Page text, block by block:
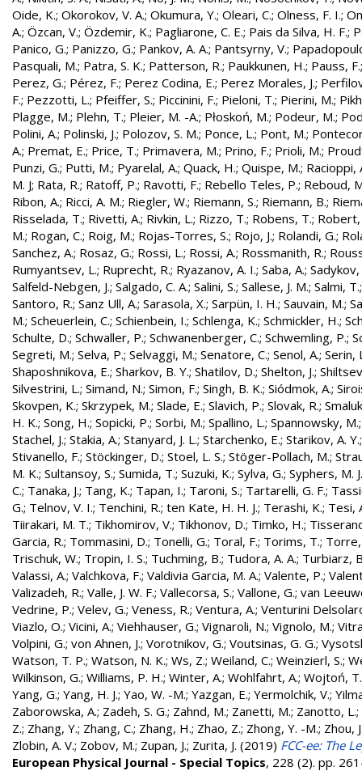
Oide, K.; Okorokov, V. A.; Okumura, Y.; Oleari, C.; Olness, F. I.;
A.; Özcan, V.; Özdemir, K.; Pagliarone, C. E.; Pais da Silva, H. F.;
Panico, G.; Panizzo, G.; Pankov, A. A.; Pantsyrny, V.;
Pasquali, M.; Patra, S. K.; Patterson, R.; Paukkunen, H.; Pauss, F.
Perez, G.; Pérez, F.; Perez Codina, E.; Perez Morales, J.;
F.; Pezzotti, L.; Pfeiffer, S.; Piccinini, F.; Pieloni, T.; Pierini, M.;
Plagge, M.; Plehn, T.; Pleier, M. -A.; Płoskoń, M.; Podeur, M.;
Polini, A.; Polinski, J.; Polozov, S. M.; Ponce, L.; Pont, M.;
A.; Premat, E.; Price, T.; Primavera, M.; Prino, F.; Prioli, M.;
Punzi, G.; Putti, M.; Pyarelal, A.; Quack, H.; Quispe, M.; Racioppi,
M. J; Rata, R.; Ratoff, P.; Ravotti, F.; Rebello Teles, P.; Reboud,
Ribon, A.; Ricci, A. M.; Riegler, W.; Riemann, S.; Riemann, B.;
Risselada, T.; Rivetti, A.; Rivkin, L.; Rizzo, T.; Robens, T.; Robert,
M.; Rogan, C.; Roig, M.; Rojas-Torres, S.; Rojo, J.; Rolandi, G.;
Sanchez, A.; Rosaz, G.; Rossi, L.; Rossi, A.; Rossmanith, R.;
Rumyantsev, L.; Ruprecht, R.; Ryazanov, A. I.; Saba, A.; Sadykov,
Salfeld-Nebgen, J.; Salgado, C. A.; Salini, S.; Sallese, J. M.; Salmi, T.
Santoro, R.; Sanz Ull, A.; Sarasola, X.; Sarpün, I. H.; Sauvain, M.;
M.; Scheuerlein, C.; Schienbein, I.; Schlenga, K.; Schmickler, H.;
Schulte, D.; Schwaller, P.; Schwanenberger, C.; Schwemling, P.;
Segreti, M.; Selva, P.; Selvaggi, M.; Senatore, C.; Senol, A.; Serin,
Shaposhnikova, E.; Sharkov, B. Y.; Shatilov, D.; Shelton, J.;
Silvestrini, L.; Simand, N.; Simon, F.; Singh, B. K.; Siódmok, A.;
Skovpen, K.; Skrzypek, M.; Slade, E.; Slavich, P.; Slovak, R.;
H. K.; Song, H.; Sopicki, P.; Sorbi, M.; Spallino, L.; Spannowsky, M.
Stachel, J.; Stakia, A.; Stanyard, J. L.; Starchenko, E.; Starikov, A. Y.
Stivanello, F.; Stöckinger, D.; Stoel, L. S.; Stöger-Pollach, M.;
M. K.; Sultansoy, S.; Sumida, T.; Suzuki, K.; Sylva, G.; Syphers, M. J.
C.; Tanaka, J.; Tang, K.; Tapan, I.; Taroni, S.; Tartarelli, G. F.;
G.; Telnov, V. I.; Tenchini, R.; ten Kate, H. H. J.; Terashi, K.; Tesi,
Tiirakari, M. T.; Tikhomirov, V.; Tikhonov, D.; Timko, H.;
Garcia, R.; Tommasini, D.; Tonelli, G.; Toral, F.; Torims, T.;
Trischuk, W.; Tropin, I. S.; Tuchming, B.; Tudora, A. A.; Turbiarz,
Valassi, A.; Valchkova, F.; Valdivia Garcia, M. A.; Valente, P.;
Valizadeh, R.; Valle, J. W. F.; Vallecorsa, S.; Vallone, G.; van
Vedrine, P.; Velev, G.; Veness, R.; Ventura, A.; Venturini
Viazlo, O.; Vicini, A.; Viehhauser, G.; Vignaroli, N.; Vignolo, M.;
Volpini, G.; von Ahnen, J.; Vorotnikov, G.; Voutsinas, G. G.;
Watson, T. P.; Watson, N. K.; Ws, Z.; Weiland, C.; Weinzierl, S.;
Wilkinson, G.; Williams, P. H.; Winter, A.; Wohlfahrt, A.; Wojtoń, T.
Yang, G.; Yang, H. J.; Yao, W. -M.; Yazgan, E.; Yermolchik, V.;
Zaborowska, A.; Zadeh, S. G.; Zahnd, M.; Zanetti, M.; Zanotto, L.;
Z.; Zhang, Y.; Zhang, C.; Zhang, H.; Zhao, Z.; Zhong, Y. -M.; Zhou,
Zlobin, A. V.; Zobov, M.; Zupan, J.; Zurita, J. (2019) FCC-ee: The
European Physical Journal - Special Topics, 228 (2). pp.